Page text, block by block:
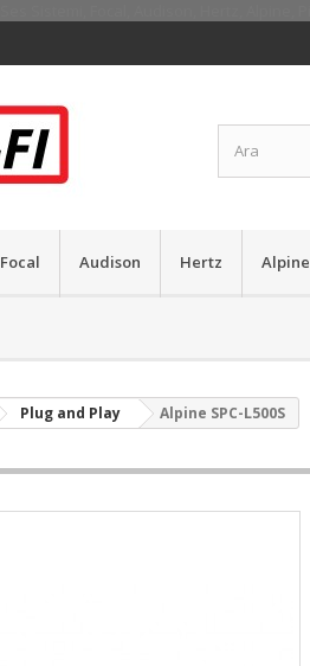
Focal Audison Hertz Alpine
Plug and Play Alpine SPC-L500S